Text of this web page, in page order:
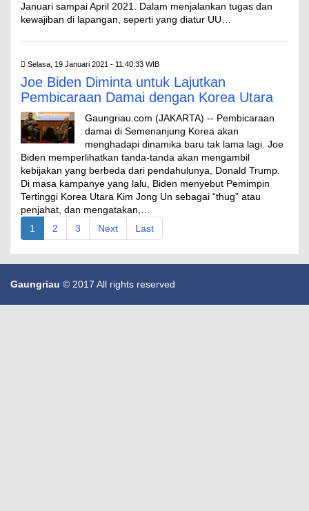
Januari sampai April 2021. Dalam menjalankan tugas dan
kewajiban di lapangan, seperti yang diatur UU…
Selasa, 19 Januari 2021 - 11:40:33 WIB
Joe Biden Diminta untuk Lajutkan
Pembicaraan Damai dengan Korea Utara
Gaungriau.com (JAKARTA) -- Pembicaraan
damai di Semenanjung Korea akan
menghadapi dinamika baru tak lama lagi. Joe
Biden memperlihatkan tanda-tanda akan mengambil
kebijakan yang berbeda dari pendahulunya, Donald Trump.
Di masa kampanye yang lalu, Biden menyebut Pemimpin
Tertinggi Korea Utara Kim Jong Un sebagai “thug” atau
penjahat, dan mengatakan,…
1
2 3 Next Last
Gaungriau © 2017 All rights reserved